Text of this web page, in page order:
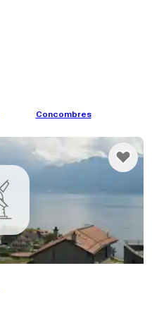
Concombres